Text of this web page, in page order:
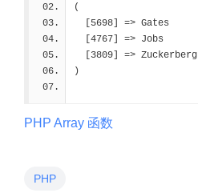
(
  [5698] => Gates
  [4767] => Jobs
  [3809] => Zuckerberg
)
PHP Array 函数
PHP